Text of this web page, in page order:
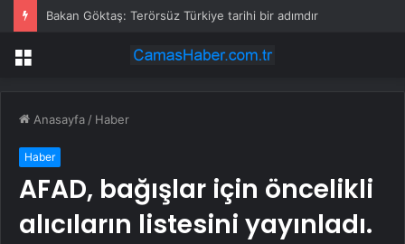
Bakan Göktaş: Terörsüz Türkiye tarihi bir adımdır
Menü
Anasayfa / Haber
Haber
AFAD, bağışlar için öncelikli
alıcıların listesini yayınladı.